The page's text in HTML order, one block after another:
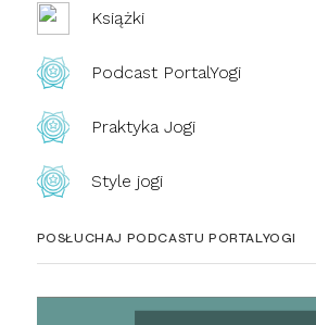
Książki
Podcast PortalYogi
Praktyka Jogi
Style jogi
POSŁUCHAJ PODCASTU PORTALYOGI